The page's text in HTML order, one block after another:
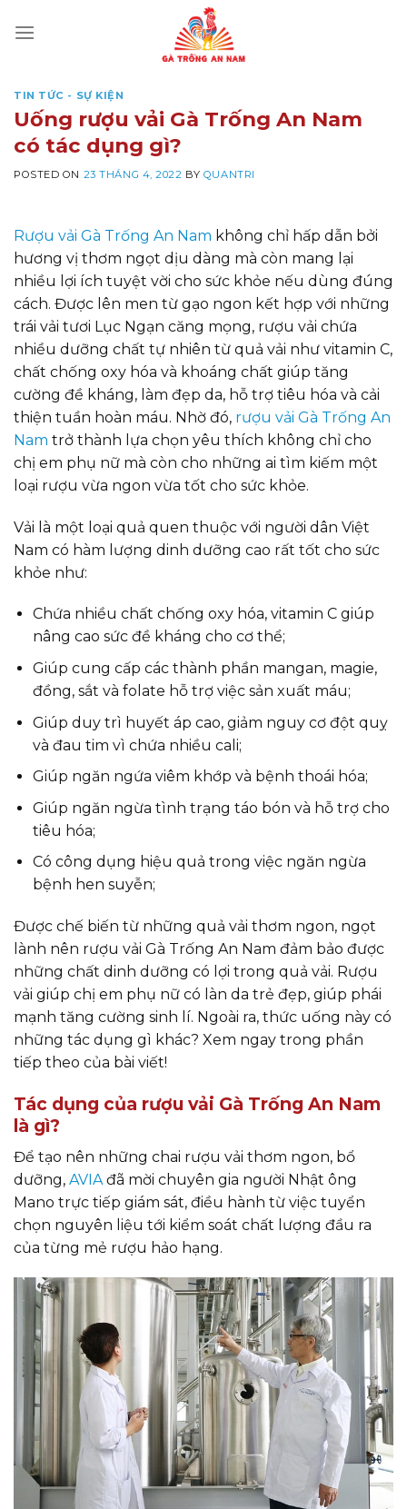
TIN TỨC - SỰ KIỆN
Uống rượu vải Gà Trống An Nam
có tác dụng gì?
POSTED ON 23 THÁNG 4, 2022 BY QUANTRI
Rượu vải Gà Trống An Nam không chỉ hấp dẫn bởi
hương vị thơm ngọt dịu dàng mà còn mang lại
nhiều lợi ích tuyệt vời cho sức khỏe nếu dùng đúng
cách. Được lên men từ gạo ngon kết hợp với những
trái vải tươi Lục Ngạn căng mọng, rượu vải chứa
nhiều dưỡng chất tự nhiên từ quả vải như vitamin C,
chất chống oxy hóa và khoáng chất giúp tăng
cường đề kháng, làm đẹp da, hỗ trợ tiêu hóa và cải
thiện tuần hoàn máu. Nhờ đó, rượu vải Gà Trống An
Nam trở thành lựa chọn yêu thích không chỉ cho
chị em phụ nữ mà còn cho những ai tìm kiếm một
loại rượu vừa ngon vừa tốt cho sức khỏe.
Vải là một loại quả quen thuộc với người dân Việt
Nam có hàm lượng dinh dưỡng cao rất tốt cho sức
khỏe như:
Chứa nhiều chất chống oxy hóa, vitamin C giúp
nâng cao sức đề kháng cho cơ thể;
Giúp cung cấp các thành phần mangan, magie,
đồng, sắt và folate hỗ trợ việc sản xuất máu;
Giúp duy trì huyết áp cao, giảm nguy cơ đột quỵ
và đau tim vì chứa nhiều cali;
Giúp ngăn ngứa viêm khớp và bệnh thoái hóa;
Giúp ngăn ngừa tình trạng táo bón và hỗ trợ cho
tiêu hóa;
Có công dụng hiệu quả trong việc ngăn ngừa
bệnh hen suyễn;
Được chế biến từ những quả vải thơm ngon, ngọt
lành nên rượu vải Gà Trống An Nam đảm bảo được
những chất dinh dưỡng có lợi trong quả vải. Rượu
vải giúp chị em phụ nữ có làn da trẻ đẹp, giúp phái
mạnh tăng cường sinh lí. Ngoài ra, thức uống này có
những tác dụng gì khác? Xem ngay trong phần
tiếp theo của bài viết!
Tác dụng của rượu vải Gà Trống An Nam
là gì?
Để tạo nên những chai rượu vải thơm ngon, bổ
dưỡng, AVIA đã mời chuyên gia người Nhật ông
Mano trực tiếp giám sát, điều hành từ việc tuyển
chọn nguyên liệu tới kiểm soát chất lượng đầu ra
của từng mẻ rượu hảo hạng.